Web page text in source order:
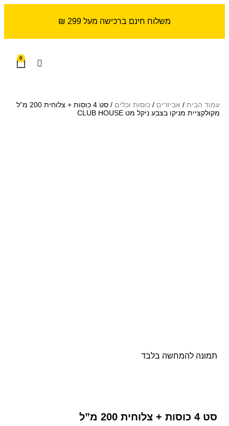
משלוח חינם ברכישה מעל 299 ₪
0
עמוד הבית / אביזרים / כוסות וכלים
/ סט 4 כוסות + צלוחית 200 מ”ל
מקולקציית מניקו בצבע ניקל מט CLUB HOUSE
תמונה להמחשה בלבד
סט 4 כוסות + צלוחית 200 מ”ל